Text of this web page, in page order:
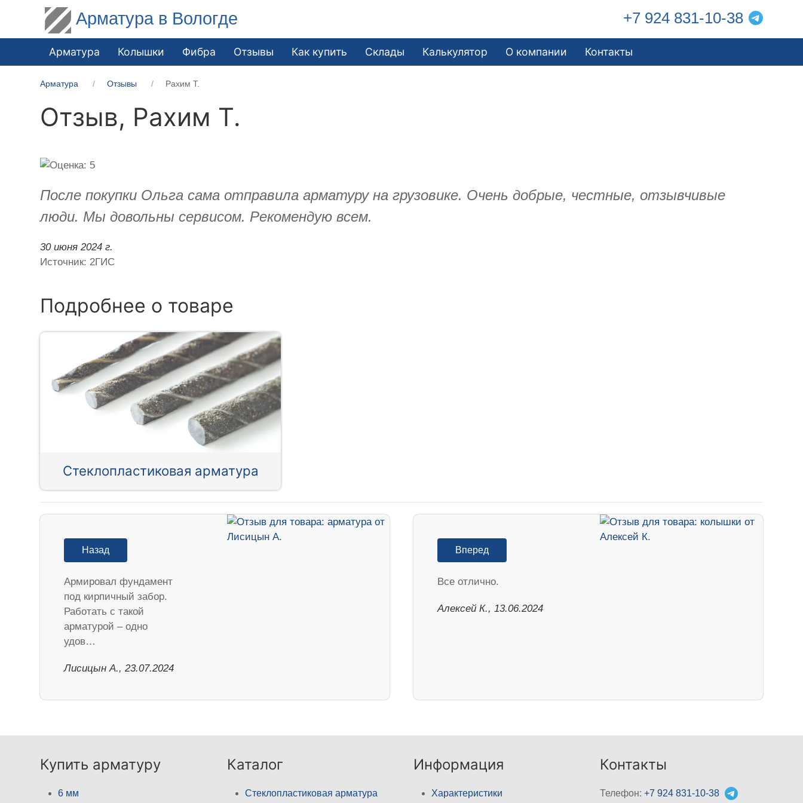
Арматура в Вологде +7 924 831-10-38
Арматура Колышки Фибра Отзывы Как купить Склады Калькулятор О компании Контакты
Арматура Отзывы Рахим Т.
Отзыв, Рахим Т.
После покупки Ольга сама отправила арматуру на грузовике. Очень добрые, честные, отзывчивые
люди. Мы довольны сервисом. Рекомендую всем.
30 июня 2024 г.
Источник: 2ГИС
Подробнее о товаре
Стеклопластиковая арматура
Назад
Армировал фундамент
под кирпичный забор.
Работать с такой
арматурой – одно
удов…
Лисицын А., 23.07.2024
Вперед
Все отлично.
Алексей К., 13.06.2024
Купить арматуру
6 мм
Каталог
Стеклопластиковая арматура
Информация
Характеристики
Контакты
Телефон:+7 924 831-10-38